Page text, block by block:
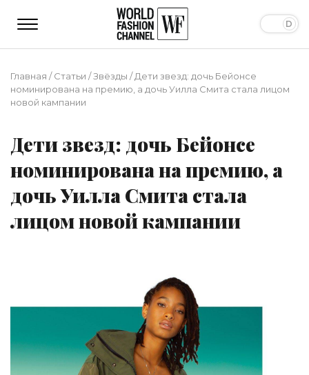
Главная /Статьи /Звёзды /Дети звезд: дочь Бейонсе
номинирована на премию, а дочь Уилла Смита стала лицом
новой кампании
Дети звезд: дочь Бейонсе
номинирована на премию, а
дочь Уилла Смита стала
лицом новой кампании